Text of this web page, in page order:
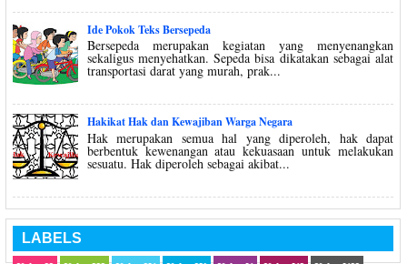
Ide Pokok Teks Bersepeda
Bersepeda merupakan kegiatan yang menyenangkan
sekaligus menyehatkan. Sepeda bisa dikatakan sebagai alat
transportasi darat yang murah, prak...
Hakikat Hak dan Kewajiban Warga Negara
Hak merupakan semua hal yang diperoleh, hak dapat
berbentuk kewenangan atau kekuasaan untuk melakukan
sesuatu. Hak diperoleh sebagai akibat...
LABELS